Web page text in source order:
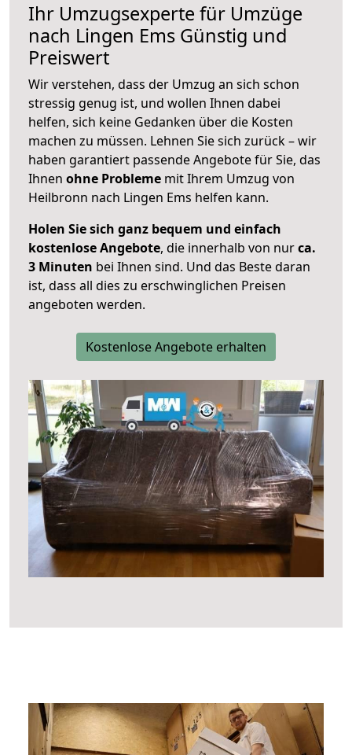
Ihr Umzugsexperte für Umzüge
nach Lingen Ems Günstig und
Preiswert
Wir verstehen, dass der Umzug an sich schon
stressig genug ist, und wollen Ihnen dabei
helfen, sich keine Gedanken über die Kosten
machen zu müssen. Lehnen Sie sich zurück – wir
haben garantiert passende Angebote für Sie, das
Ihnen ohne Probleme mit Ihrem Umzug von
Heilbronn nach Lingen Ems helfen kann.
Holen Sie sich ganz bequem und einfach
kostenlose Angebote, die innerhalb von nurca.
3 Minuten bei Ihnen sind. Und das Beste daran
ist, dass all dies zu erschwinglichen Preisen
angeboten werden.
Kostenlose Angebote erhalten